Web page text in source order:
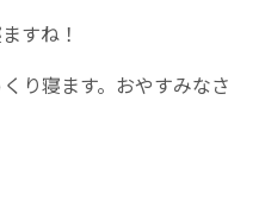
すね！
り寝ます。おやすみなさ